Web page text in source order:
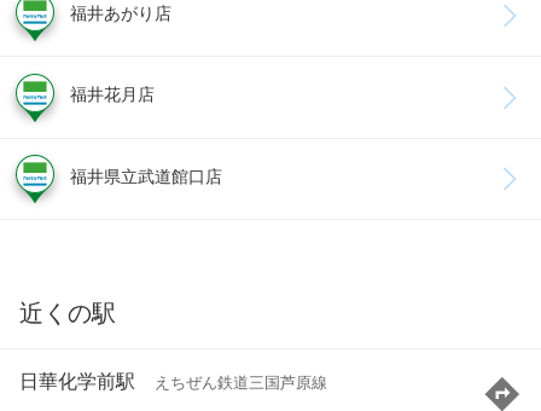
福井あがり店
福井花月店
福井県立武道館口店
近くの駅
日華化学前駅 えちぜん鉄道三国芦原線